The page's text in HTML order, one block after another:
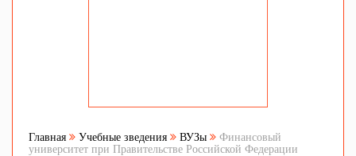
Главная Учебные зведения ВУЗы
Финансовый
университет при Правительстве Российской Федерации